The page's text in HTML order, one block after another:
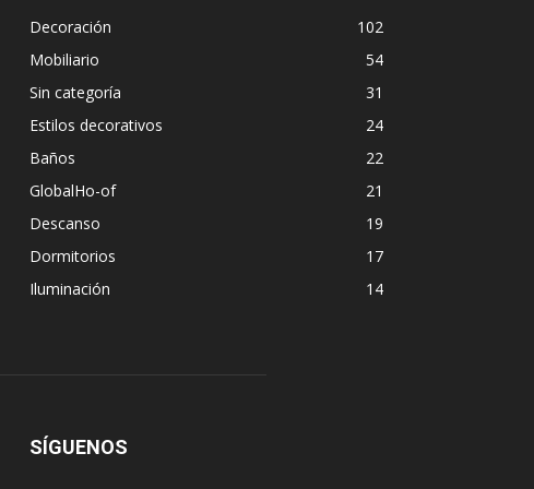
Decoración
102
Mobiliario
54
Sin categoría
31
Estilos decorativos
24
Baños
22
GlobalHo-of
21
Descanso
19
Dormitorios
17
Iluminación
14
SÍGUENOS